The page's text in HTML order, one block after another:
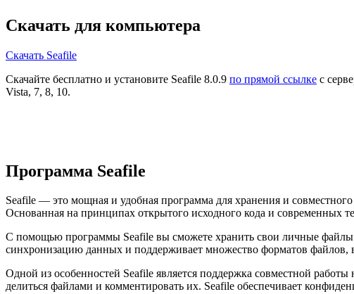
Скачать для компьютера
Скачать Seafile
Скачайте бесплатно и установите Seafile 8.0.9 по прямой ссылке с
Vista, 7, 8, 10.
Программа Seafile
Seafile — это мощная и удобная программа для хранения и
Основанная на принципах открытого исходного кода и современных
С помощью программы Seafile вы сможете хранить свои личные файлы
синхронизацию данных и поддерживает множество форматов
Одной из особенностей Seafile является поддержка совместной
делиться файлами и комментировать их. Seafile обеспечивает